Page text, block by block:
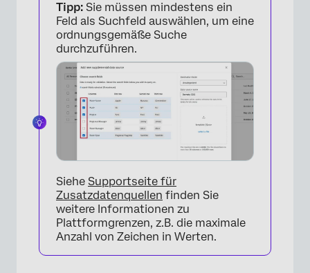
Tipp: Sie müssen mindestens ein
Feld als Suchfeld auswählen, um eine
ordnungsgemäße Suche
durchzuführen.
Siehe Supportseite für
Zusatzdatenquellen finden Sie
weitere Informationen zu
Plattformgrenzen, z.B. die maximale
Anzahl von Zeichen in Werten.